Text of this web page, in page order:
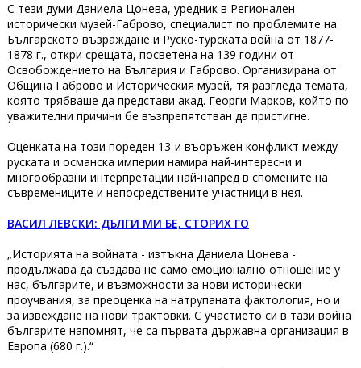
С тези думи Даниела Цонева, уредник в Регионален
исторически музей-Габрово, специалист по проблемите на
Българското възраждане и Руско-турската война от 1877-
1878 г., откри срещата, посветена на 139 години от
Освобождението на България и Габрово. Организирана от
Община Габрово и Историческия музей, тя разгледа темата,
която трябваше да представи акад. Георги Марков, който по
уважителни причини бе възпрепятстван да пристигне.
Оценката на този пореден 13-и въоръжен конфликт между
руската и османска империи намира най-интересни и
многообразни интерпретации най-напред в спомените на
съвремениците и непосредствените участници в нея.
ВАСИЛ ЛЕВСКИ: ДЪЛГИ МИ БЕ, СТОРИХ ГО
„Историята на войната - изтъкна Даниела Цонева -
продължава да създава не само емоционално отношение у
нас, българите, и възможности за нови исторически
проучвания, за преоценка на натрупаната фактология, но и
за извеждане на нови трактовки. С участието си в тази война
българите напомнят, че са първата държавна организация в
Европа (680 г.).“